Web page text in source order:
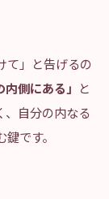
て」と告げるの
側にある」 と
、自分の内なる
です。